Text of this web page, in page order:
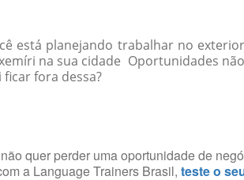
está planejando trabalhar no
na sua cidade Oportunidades
ficar fora dessa?
quer perder uma oportunidade de
a Language Trainers Brasil, teste o